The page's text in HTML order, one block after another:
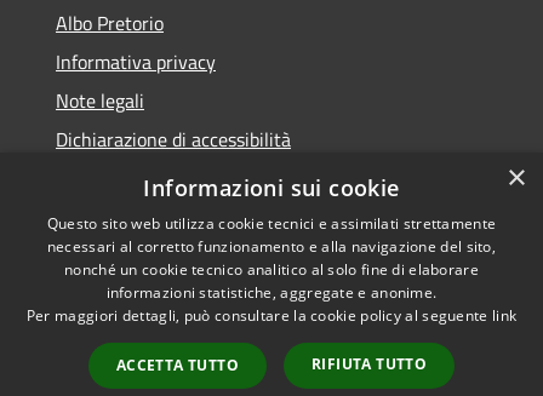
Albo Pretorio
Informativa privacy
Note legali
Dichiarazione di accessibilità
Obiettivi di accessibilità
Accessibilità
Copyright © 2026 • Comune di
Ornago • Powered by
Municipium•
Accesso
redazione
×
Informazioni sui cookie
Questo sito web utilizza cookie tecnici e assimilati strettamente
necessari al corretto funzionamento e alla navigazione del sito,
nonché un cookie tecnico analitico al solo fine di elaborare
informazioni statistiche, aggregate e anonime.
Per maggiori dettagli, può consultare la cookie policy al seguente link
ACCETTA TUTTO RIFIUTA TUTTO